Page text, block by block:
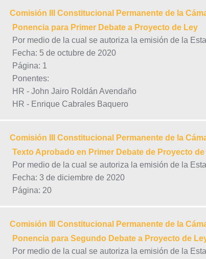
Comisión III Constitucional Permanente de la
Ponencia para Primer Debate a Proyecto de Ley
Por medio de la cual se autoriza la emisión de la
Fecha: 5 de octubre de 2020
Página: 1
Ponentes:
HR - John Jairo Roldán Avendaño
HR - Enrique Cabrales Baquero
Comisión III Constitucional Permanente de la
Texto Aprobado en Primer Debate de Proyecto
Por medio de la cual se autoriza la emisión de la
Fecha: 3 de diciembre de 2020
Página: 20
Comisión III Constitucional Permanente de la
Ponencia para Segundo Debate a Proyecto de
Por medio de la cual se autoriza la emisión de la